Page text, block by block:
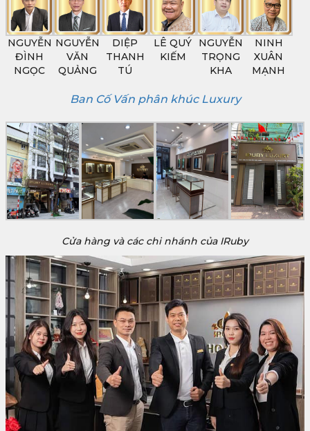
NGUYỄN
ĐÌNH
NGỌC
NGUYỄN
VĂN
QUẢNG
DIỆP
THANH
TÚ
LÊ QUÝ
KIẾM
NGUYỄN
TRỌNG
KHA
NINH
XUÂN
MẠNH
Ban Cố Vấn phân khúc Luxury
Cửa hàng và các chi nhánh của IRuby